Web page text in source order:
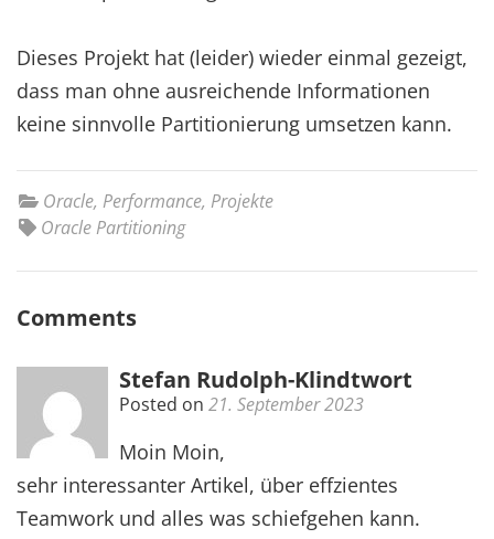
Dieses Projekt hat (leider) wieder einmal gezeigt,
dass man ohne ausreichende Informationen
keine sinnvolle Partitionierung umsetzen kann.
Oracle, Performance, Projekte
Oracle Partitioning
Comments
Stefan Rudolph-Klindtwort
Posted on 21. September 2023
Moin Moin,
sehr interessanter Artikel, über effzientes
Teamwork und alles was schiefgehen kann.